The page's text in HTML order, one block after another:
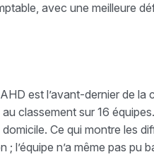
avec une meilleure
est l’avant-dernier de la
classement sur 16
Ce qui montre les
n’a même pas pu